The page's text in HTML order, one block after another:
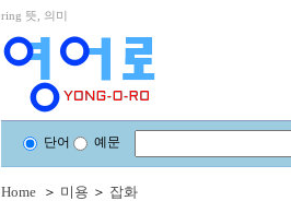
ring 뜻, 의미
단어 예문
Home ＞ 미용 ＞ 잡화